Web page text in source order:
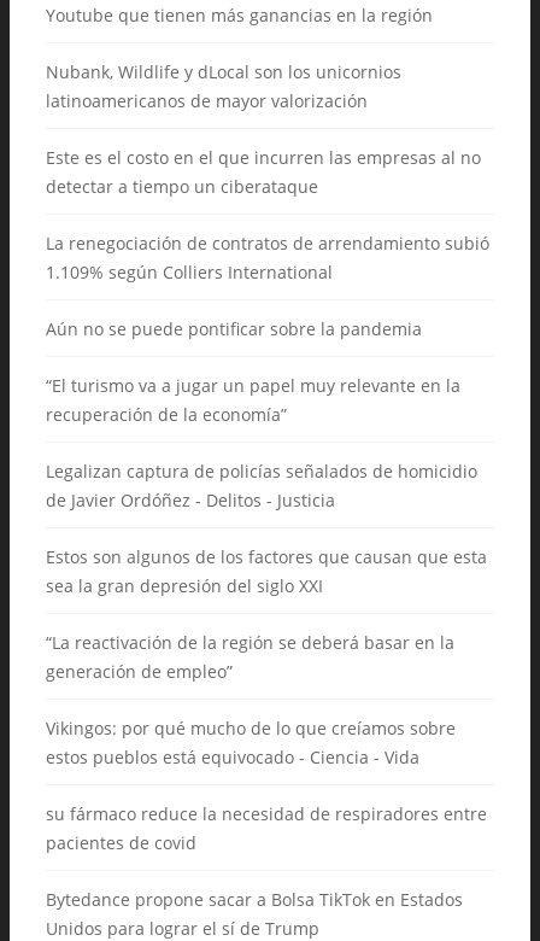
Youtube que tienen más ganancias en la región
Nubank, Wildlife y dLocal son los unicornios
latinoamericanos de mayor valorización
Este es el costo en el que incurren las empresas al no
detectar a tiempo un ciberataque
La renegociación de contratos de arrendamiento subió
1.109% según Colliers International
Aún no se puede pontificar sobre la pandemia
“El turismo va a jugar un papel muy relevante en la
recuperación de la economía”
Legalizan captura de policías señalados de homicidio
de Javier Ordóñez - Delitos - Justicia
Estos son algunos de los factores que causan que esta
sea la gran depresión del siglo XXI
“La reactivación de la región se deberá basar en la
generación de empleo”
Vikingos: por qué mucho de lo que creíamos sobre
estos pueblos está equivocado - Ciencia - Vida
su fármaco reduce la necesidad de respiradores entre
pacientes de covid
Bytedance propone sacar a Bolsa TikTok en Estados
Unidos para lograr el sí de Trump